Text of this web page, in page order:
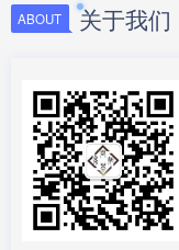
ABOUT 关于我们